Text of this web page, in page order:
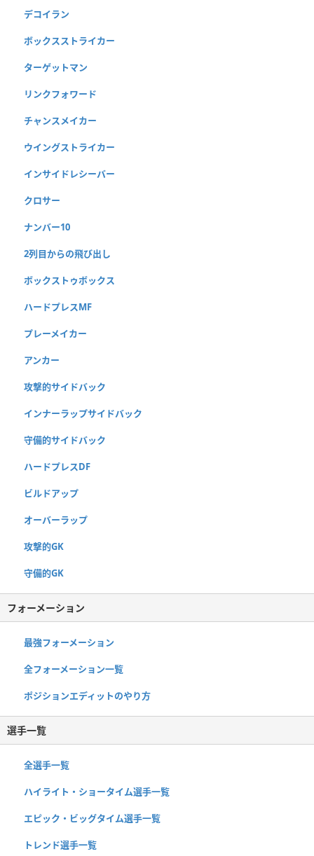
デコイラン
ボックスストライカー
ターゲットマン
リンクフォワード
チャンスメイカー
ウイングストライカー
インサイドレシーバー
クロサー
ナンバー10
2列目からの飛び出し
ボックストゥボックス
ハードプレスMF
プレーメイカー
アンカー
攻撃的サイドバック
インナーラップサイドバック
守備的サイドバック
ハードプレスDF
ビルドアップ
オーバーラップ
攻撃的GK
守備的GK
フォーメーション
最強フォーメーション
全フォーメーション一覧
ポジションエディットのやり方
選手一覧
全選手一覧
ハイライト・ショータイム選手一覧
エピック・ビッグタイム選手一覧
トレンド選手一覧